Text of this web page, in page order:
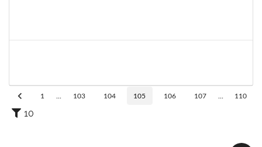
1 103 104 105 106 107 110
10